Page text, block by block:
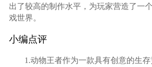
出了较高的制作水平，为玩家营造了一
戏世界。
小编点评
1.动物王者作为一款具有创意的生